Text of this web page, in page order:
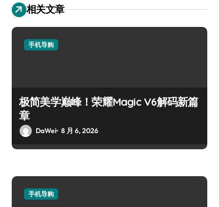
相关文章
手机导购
极简美学巅峰！荣耀Magic V6解码新篇
章
DaWei 8 月 6, 2026
手机导购